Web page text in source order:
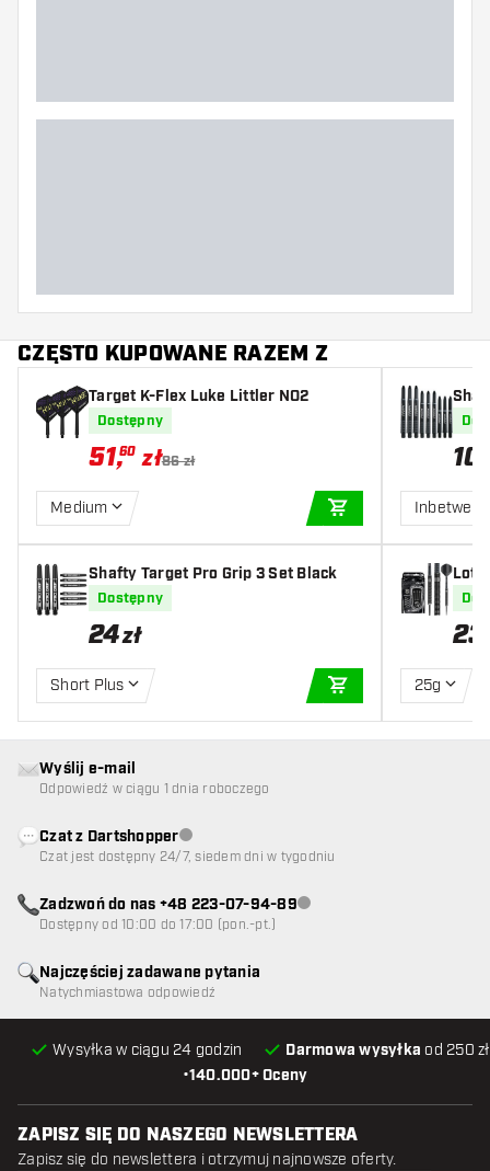
CZĘSTO KUPOWANE RAZEM Z
Target K-Flex Luke Littler NO2
Dostępny
51,60 zł86 zł
Medium
DODAJ DO
Shafty Target Pro Grip 3 Set Black
Dostępny
24zł
Short Plus
DODAJ DO
10
Inbetween
25g
•140.000+ Oceny
Wysyłka w ciągu 24 godzin Darmowa wysyłka od 250
Najczęściej zadawane pytania
Natychmiastowa odpowiedź
Wyślij e-mail
Odpowiedź w ciągu 1 dnia roboczego
Czat z DartshopperObsługa klienta niedostępna
Czat jest dostępny 24/7, siedem dni w tygodniu
Zadzwoń do nas +48 223-07-94-89Obsługa klienta niedostępna
Dostępny od 10:00 do 17:00 (pon.-pt.)
ZAPISZ SIĘ DO NASZEGO NEWSLETTERA
Zapisz się do newslettera i otrzymuj najnowsze oferty.